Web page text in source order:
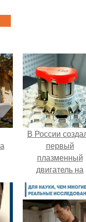
В России
первый
плазменный
двигатель на